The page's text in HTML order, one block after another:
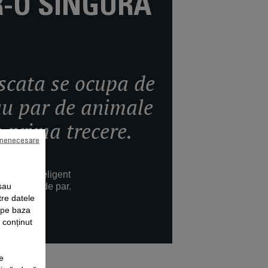
O SINGURA
se ocupa de
par de animale
trecere.
LCD inteligent
urme de par.
datele
baza
conținut